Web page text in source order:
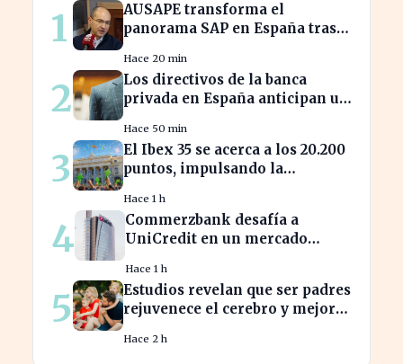
1
AUSAPE transforma el
panorama SAP en España tras
Hace 20 min
2
Los directivos de la banca
privada en España anticipan un
beneficios
Hace 50 min
3
El Ibex 35 se acerca a los 20.200
puntos, impulsando la
Hace 1 h
4
Commerzbank desafía a
UniCredit en un mercado
inversión
Hace 1 h
5
Estudios revelan que ser padres
rejuvenece el cerebro y mejora
Hace 2 h